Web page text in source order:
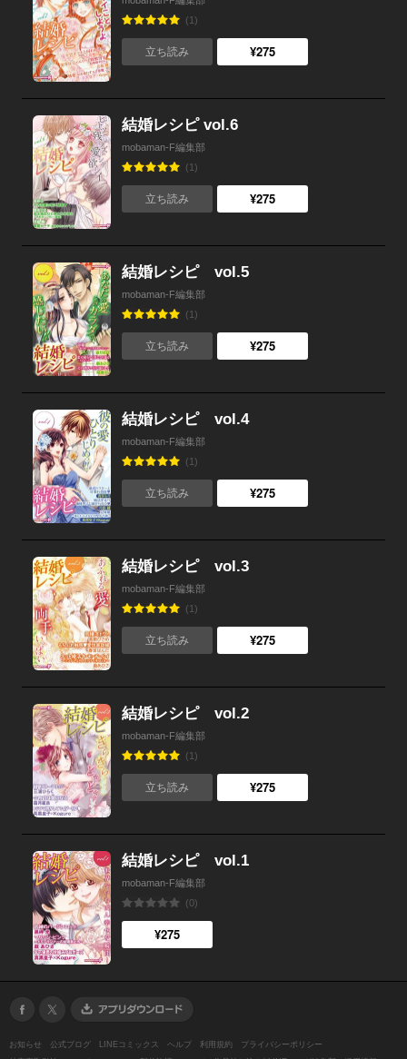
(1)
立ち読み ¥275
結婚レシピ vol.6
mobaman-F編集部
(1)
立ち読み ¥275
結婚レシピ vol.5
mobaman-F編集部
(1)
立ち読み ¥275
結婚レシピ vol.4
mobaman-F編集部
(1)
立ち読み ¥275
結婚レシピ vol.3
mobaman-F編集部
(1)
立ち読み ¥275
結婚レシピ vol.2
mobaman-F編集部
(1)
立ち読み ¥275
結婚レシピ vol.1
mobaman-F編集部
(0)
¥275
お知らせ 公式ブログ LINEコミックス ヘルプ 利用規約
プライバシーポリシー